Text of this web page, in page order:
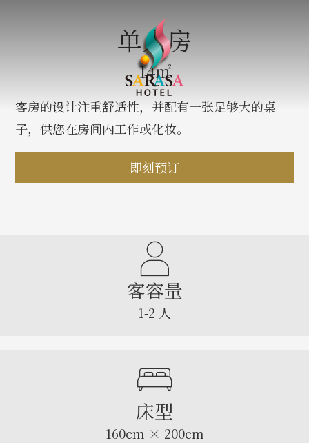
单人房
14㎡
客房的设计注重舒适性，并配有一张足够大的桌
子，供您在房间内工作或化妆。
即刻预订
客容量
1-2 人
床型
160cm × 200cm